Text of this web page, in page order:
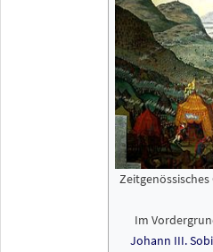
Im
Johann III.